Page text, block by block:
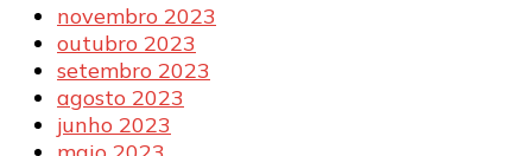
novembro 2023
outubro 2023
setembro 2023
agosto 2023
junho 2023